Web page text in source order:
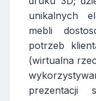
unikalnych
mebli
potrzeb
(wirtualna
prezentacji